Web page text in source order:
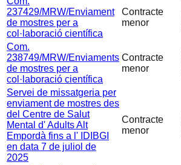
237429/MRW/Enviament
de mostres per a
col·laboració científica
Contracte
menor
Com.
238749/MRW/Enviaments
de mostres per a
col·laboració científica
Contracte
menor
Servei de missatgeria per
enviament de mostres des
del Centre de Salut
Mental d' Adults Alt
Empordà fins a l' IDIBGI
en data 7 de juliol de
2025
Contracte
menor